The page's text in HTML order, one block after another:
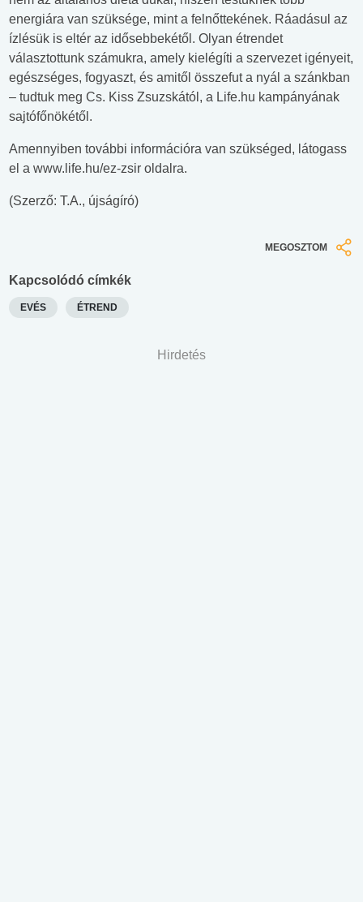
energiára van szüksége, mint a felnőttekének. Ráadásul az
ízlésük is eltér az idősebbekétől. Olyan étrendet
választottunk számukra, amely kielégíti a szervezet igényeit,
egészséges, fogyaszt, és amitől összefut a nyál a szánkban
– tudtuk meg Cs. Kiss Zsuzskától, a Life.hu kampányának
sajtófőnökétől.
Amennyiben további információra van szükséged, látogass
el a www.life.hu/ez-zsir oldalra.
(Szerző: T.A., újságíró)
MEGOSZTOM
Kapcsolódó címkék
EVÉS ÉTREND
Hirdetés